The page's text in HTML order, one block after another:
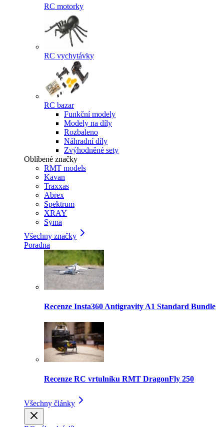
RC motorky
RC vychytávky
RC bazar
Funkční modely
Modely na díly
Rozbaleno
Náhradní díly
Zvýhodněné sety
Oblíbené značky
RMT models
Kavan
Traxxas
Abrex
Spektrum
XRAY
Syma
Všechny značky
Poradna
Recenze Insta360 Antigravity A1 Standard Bundle
Recenze RC vrtulníku RMT DragonFly 250
Všechny články